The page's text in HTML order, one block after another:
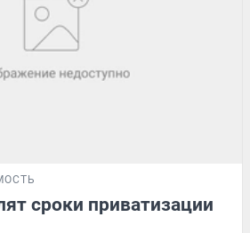
сроки приватизации